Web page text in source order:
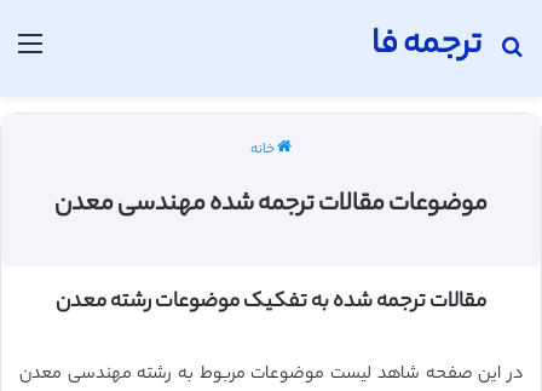
ترجمه فا
جستجو برای
خانه
موضوعات مقالات ترجمه شده مهندسی معدن
مقالات ترجمه شده به تفکیک موضوعات رشته معدن
در این صفحه شاهد لیست موضوعات مربوط به رشته مهندسی معدن